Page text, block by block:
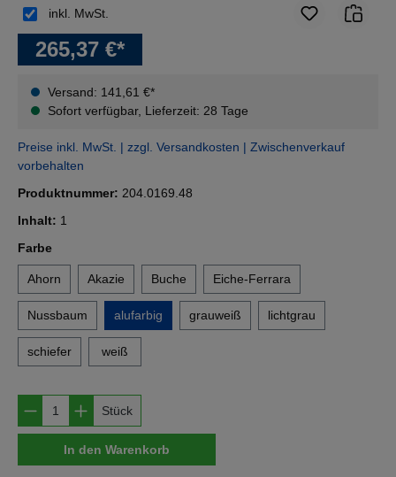
265,37 €*
Versand: 141,61 €*
Sofort verfügbar, Lieferzeit: 28 Tage
inkl. MwSt.
Preise inkl. MwSt. | zzgl. Versandkosten | Zwischenverkauf
vorbehalten
Produktnummer: 204.0169.48
Inhalt: 1
Farbeauswählen
Ahorn Akazie Buche Eiche-Ferrara
Nussbaum alufarbig grauweiß lichtgrau
schiefer weiß
Produkt Anzahl: Gib den gewünschten
Stück
In den Warenkorb